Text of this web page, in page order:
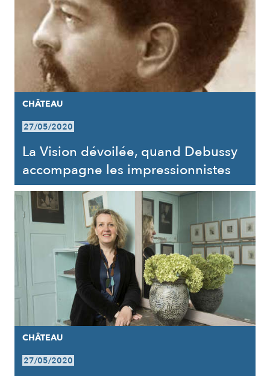
CHÂTEAU
27/05/2020
La Vision dévoilée, quand Debussy
accompagne les impressionnistes
CHÂTEAU
27/05/2020